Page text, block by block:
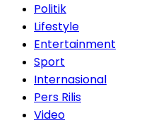
Politik
Lifestyle
Entertainment
Sport
Internasional
Pers Rilis
Video